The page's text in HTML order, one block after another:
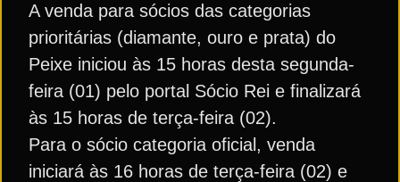
A venda para sócios das categorias
prioritárias (diamante, ouro e prata) do
Peixe iniciou às 15 horas desta segunda-
feira (01) pelo portal Sócio Rei e finalizará
às 15 horas de terça-feira (02).
Para o sócio categoria oficial, venda
iniciará às 16 horas de terça-feira (02) e